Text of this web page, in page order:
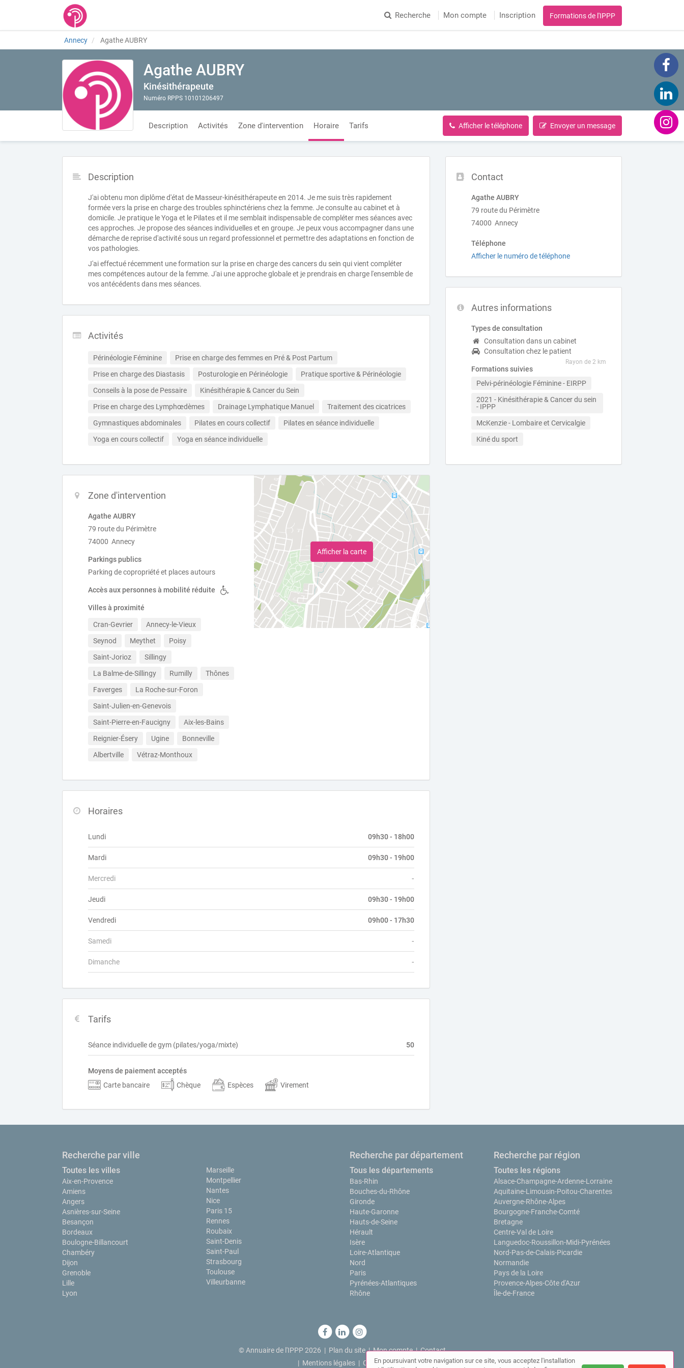
Recherche Mon compte Inscription Formations de l'IPPP
Annecy Agathe AUBRY
Agathe AUBRY
Kinésithérapeute
Numéro RPPS 10101206497
Description Activités Zone d'intervention Horaire Tarifs Afficher le téléphone Envoyer un message
Contact
Agathe AUBRY
79 route du Périmètre
74000 Annecy
Téléphone
Afficher le numéro de téléphone
Autres informations
Types de consultation
Consultation dans un cabinet
Consultation chez le patient
Rayon de 2 km
Formations suivies
Pelvi-périnéologie Féminine - EIRPP
2021 - Kinésithérapie & Cancer du sein
- IPPP
McKenzie - Lombaire et Cervicalgie
Kiné du sport
Description
J'ai obtenu mon diplôme d'état de Masseur-kinésithérapeute en 2014. Je me suis très rapidement
formée vers la prise en charge des troubles sphinctériens chez la femme. Je consulte au cabinet et à
domicile. Je pratique le Yoga et le Pilates et il me semblait indispensable de compléter mes séances avec
ces approches. Je propose des séances individuelles et en groupe. Je peux vous accompagner dans une
démarche de reprise d'activité sous un regard professionnel et permettre des adaptations en fonction de
vos pathologies.
J'ai effectué récemment une formation sur la prise en charge des cancers du sein qui vient compléter
mes compétences autour de la femme. J'ai une approche globale et je prendrais en charge l'ensemble de
vos antécédents dans mes séances.
Activités
Périnéologie Féminine
Prise en charge des femmes en Pré & Post Partum
Prise en charge des Diastasis
Posturologie en Périnéologie
Pratique sportive & Périnéologie
Conseils à la pose de Pessaire
Kinésithérapie & Cancer du Sein
Prise en charge des Lymphœdèmes
Drainage Lymphatique Manuel
Traitement des cicatrices
Gymnastiques abdominales
Pilates en cours collectif
Pilates en séance individuelle
Yoga en cours collectif
Yoga en séance individuelle
Zone d'intervention
Agathe AUBRY
79 route du Périmètre
74000 Annecy
Parkings publics
Parking de copropriété et places autours
Accès aux personnes à mobilité réduite
Villes à proximité
Cran-Gevrier
Annecy-le-Vieux
Seynod
Meythet
Poisy
Saint-Jorioz
Sillingy
La Balme-de-Sillingy
Rumilly
Thônes
Faverges
La Roche-sur-Foron
Saint-Julien-en-Genevois
Saint-Pierre-en-Faucigny
Aix-les-Bains
Reignier-Ésery
Ugine
Bonneville
Albertville
Vétraz-Monthoux
Afficher la carte
Horaires
Lundi 09h30 - 18h00
Mardi 09h30 - 19h00
Mercredi -
Jeudi 09h30 - 19h00
Vendredi 09h00 - 17h30
Samedi -
Dimanche -
Tarifs
Séance individuelle de gym (pilates/yoga/mixte) 50
Moyens de paiement acceptés
Carte bancaire
Chèque Espèces Virement
Recherche par ville
Toutes les villes
Aix-en-Provence
Amiens
Angers
Asnières-sur-Seine
Besançon
Bordeaux
Boulogne-Billancourt
Chambéry
Dijon
Grenoble
Lille
Lyon
Marseille
Montpellier
Nantes
Nice
Paris 15
Rennes
Roubaix
Saint-Denis
Saint-Paul
Strasbourg
Toulouse
Villeurbanne
Recherche par département
Tous les départements
Bas-Rhin
Bouches-du-Rhône
Gironde
Haute-Garonne
Hauts-de-Seine
Hérault
Isère
Loire-Atlantique
Nord
Paris
Pyrénées-Atlantiques
Rhône
Recherche par région
Toutes les régions
Alsace-Champagne-Ardenne-Lorraine
Aquitaine-Limousin-Poitou-Charentes
Auvergne-Rhône-Alpes
Bourgogne-Franche-Comté
Bretagne
Centre-Val de Loire
Languedoc-Roussillon-Midi-Pyrénées
Nord-Pas-de-Calais-Picardie
Normandie
Pays de la Loire
Provence-Alpes-Côte d'Azur
Île-de-France
© Annuaire de l'IPPP 2026 | Plan du site|Mon compte|Contact
| Mentions légales | CookiesEn poursuivant votre navigation sur ce site, vous acceptez l'installation